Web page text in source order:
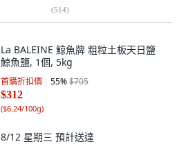
(514)
La BALEINE 鯨魚牌 粗粒土板天日鹽
鯨魚鹽, 1個, 5kg
首購折扣價 55%$705
$312
($6.24/100g)
8/12 星期三 預計送達